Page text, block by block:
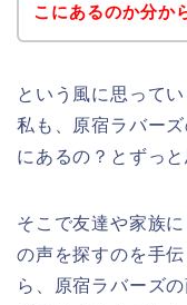
こにあるのか分か
という風に思って
私も、原宿ラバー
にあるの？とずっ
そこで友達や家族
の声を探すのを手
ら、原宿ラバーズ